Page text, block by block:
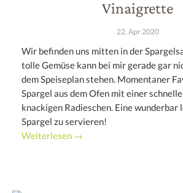
Vinaigrette
22. Apr 2020
Wir befinden uns mitten in der
tolle Gemüse kann bei mir gerade gar
dem Speiseplan stehen. Momentaner
Spargel aus dem Ofen mit einer
knackigen Radieschen. Eine wunderbar
Spargel zu servieren!
Weiterlesen →